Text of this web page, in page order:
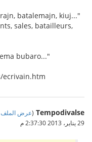
batalemajn, kiuj..."
sales, batailleurs,
bubaro..."
Tempodivalse
(عرض
29 يناير، 2013 2:37:30 م